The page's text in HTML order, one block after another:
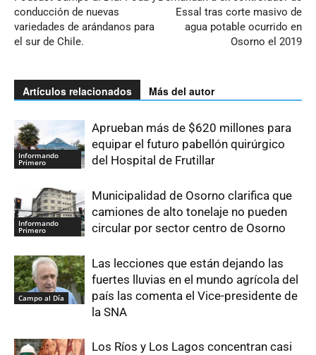
conducción de nuevas
variedades de arándanos para
el sur de Chile.
Essal tras corte masivo de
agua potable ocurrido en
Osorno el 2019
Artículos relacionados Más del autor
Informando
Primero
Aprueban más de $620 millones para
equipar el futuro pabellón quirúrgico
del Hospital de Frutillar
Informando
Primero
Municipalidad de Osorno clarifica que
camiones de alto tonelaje no pueden
circular por sector centro de Osorno
Campo al Día
Las lecciones que están dejando las
fuertes lluvias en el mundo agrícola del
país las comenta el Vice-presidente de
la SNA
Los Ríos y Los Lagos concentran casi